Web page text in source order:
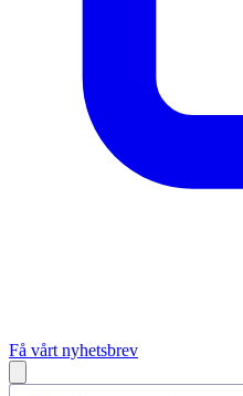
Få vårt nyhetsbrev